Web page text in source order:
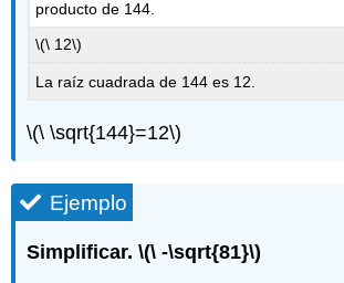
producto de 144.
\(\ 12\)
La raíz cuadrada de 144 es 12.
\(\ \sqrt{144}=12\)
Ejemplo
Simplificar.\(\ -\sqrt{81}\)